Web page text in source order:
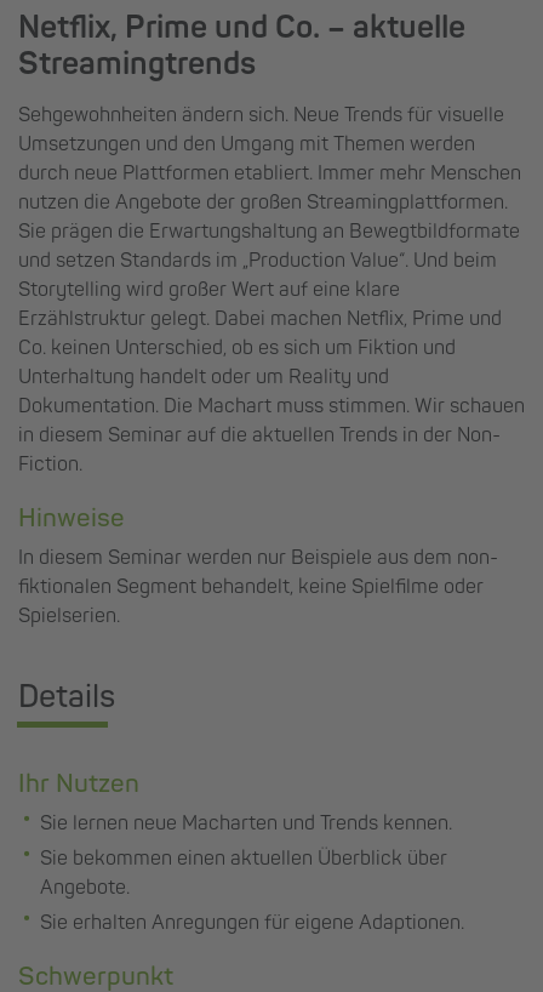
Netflix, Prime und Co. – aktuelle
Streamingtrends
Sehgewohnheiten ändern sich. Neue Trends für visuelle
Umsetzungen und den Umgang mit Themen werden
durch neue Plattformen etabliert. Immer mehr Menschen
nutzen die Angebote der großen Streamingplattformen.
Sie prägen die Erwartungshaltung an Bewegtbildformate
und setzen Standards im „Production Value“. Und beim
Storytelling wird großer Wert auf eine klare
Erzählstruktur gelegt. Dabei machen Netflix, Prime und
Co. keinen Unterschied, ob es sich um Fiktion und
Unterhaltung handelt oder um Reality und
Dokumentation. Die Machart muss stimmen. Wir schauen
in diesem Seminar auf die aktuellen Trends in der Non-
Fiction.
Hinweise
In diesem Seminar werden nur Beispiele aus dem non-
fiktionalen Segment behandelt, keine Spielfilme oder
Spielserien.
Details
Ihr Nutzen
Sie lernen neue Macharten und Trends kennen.
Sie bekommen einen aktuellen Überblick über
Angebote.
Sie erhalten Anregungen für eigene Adaptionen.
Schwerpunkt